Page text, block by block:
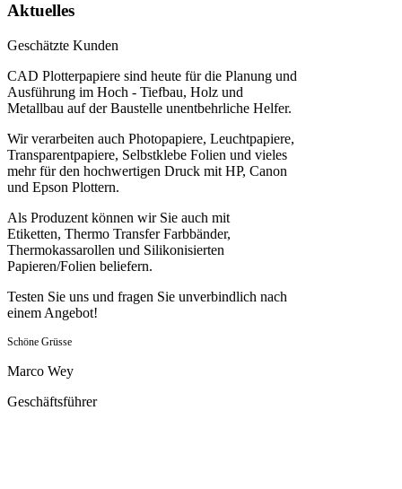
Aktuelles
Geschätzte Kunden
CAD Plotterpapiere sind heute für die Planung und
Ausführung im Hoch - Tiefbau, Holz und
Metallbau auf der Baustelle unentbehrliche Helfer.
Wir verarbeiten auch Photopapiere, Leuchtpapiere,
Transparentpapiere, Selbstklebe Folien und vieles
mehr für den hochwertigen Druck mit HP, Canon
und Epson Plottern.
Als Produzent können wir Sie auch mit
Etiketten, Thermo Transfer Farbbänder,
Thermokassarollen und Silikonisierten
Papieren/Folien beliefern.
Testen Sie uns und fragen Sie unverbindlich nach
einem Angebot!
Schöne Grüsse
Marco Wey
Geschäftsführer